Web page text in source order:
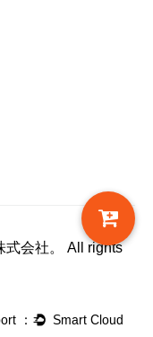
式会社。 All rights